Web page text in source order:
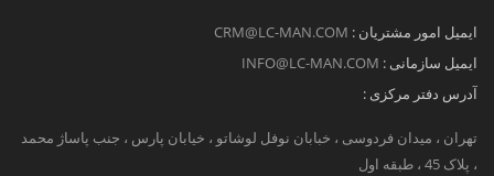
ایمیل امور مشتریان : CRM@LC-MAN.COM
ایمیل سازمانی : INFO@LC-MAN.COM
آدرس دفتر مرکزی :
تهران ، میدان فردوسی ، خبابان نوفل لوشاتو ، خیابان پارس ، جنب پاساژ محمد
، پلاک 45 ، طبقه اول